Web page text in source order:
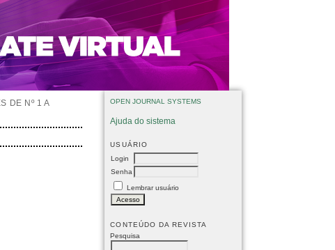
OPEN JOURNAL SYSTEMS
Ajuda do sistema
USUÁRIO
Login
Senha
Lembrar usuário
CONTEÚDO DA REVISTA
Pesquisa
DE Nº 1 A